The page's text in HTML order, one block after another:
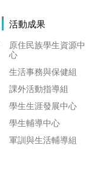
活動成果
原住民族學生資源中
心
生活事務與保健組
課外活動指導組
學生生涯發展中心
學生輔導中心
軍訓與生活輔導組